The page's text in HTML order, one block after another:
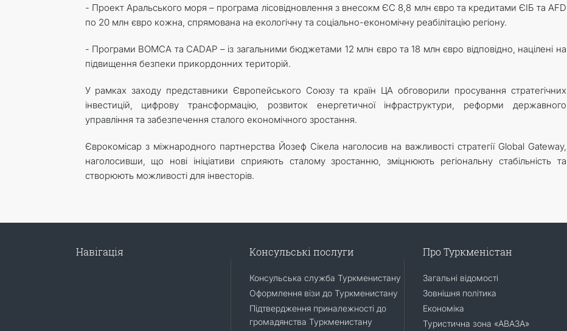
- Проект Аральського моря – програма лісовідновлення з внесокм ЄС 8,8 млн євро та кредитами ЄІБ та AFD
по 20 млн євро кожна, спрямована на екологічну та соціально-економічну реабілітацію регіону.
- Програми BOMCA та CADAP – із загальними бюджетами 12 млн євро та 18 млн євро відповідно, націлені на
підвищення безпеки прикордонних територій.
У рамках заходу представники Європейського Союзу та країн ЦА обговорили просування стратегічних
інвестицій, цифрову трансформацію, розвиток енергетичної інфраструктури, реформи державного
управління та забезпечення сталого економічного зростання.
Єврокомісар з міжнародного партнерства Йозеф Сікела наголосив на важливості стратегії Global Gateway,
наголосивши, що нові ініціативи сприяють сталому зростанню, зміцнюють регіональну стабільність та
створюють можливості для інвесторів.
Навігація Консульські послуги
Консульська служба Туркменистану
Оформлення візи до Туркменистану
Підтвердження приналежності до
громадянства Туркменистану
Про Туркменістан
Загальні відомості
Зовнішня політика
Економіка
Туристична зона «АВАЗА»